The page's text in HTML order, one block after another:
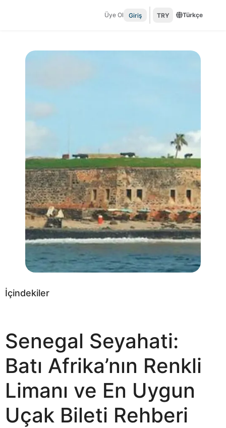
Üye Ol Giriş TRY Türkçe
İçindekiler
Senegal Seyahati:
Batı Afrika’nın Renkli
Limanı ve En Uygun
Uçak Bileti Rehberi